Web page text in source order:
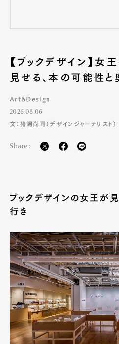
【ブックデザイン】女
見せる、本の可能性と
Art&Design
2026.08.06
文：猪飼尚司（デザインジャーナリスト）
Share:
ブックデザインの女王が
行き